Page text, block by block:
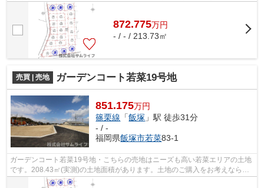
す。土地のことならサムライフにお任せ...
872.775万円
- / - / 213.73㎡
売買 | 売地 ガーデンコート若菜19号地
851.175万円
篠栗線 「飯塚 」駅 徒歩31分
- / -
福岡県飯塚市若菜83-1
ガーデンコート若菜19号地・こちらの売地はニーズも高い若菜エリアの土地
です。208.43㎡(実測)の土地面積があります。土地のご購入をお考えなら、
ぜひこちらの851.175万円の土地を。建...